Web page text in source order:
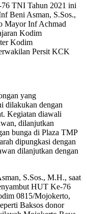
TNI Tahun 2021 ini
Beni Asman, S.Sos.,
Mayor Inf Achmad
Kodim
Kodim
Persit KCK
yang
dilakukan dengan
Kegiatan diawali
dilanjutkan
bunga di Plaza TMP
dipungkasi dengan
dilanjutkan dengan
S.Sos., M.H., saat
HUT Ke-76
0815/Mojokerto,
Baksos donor